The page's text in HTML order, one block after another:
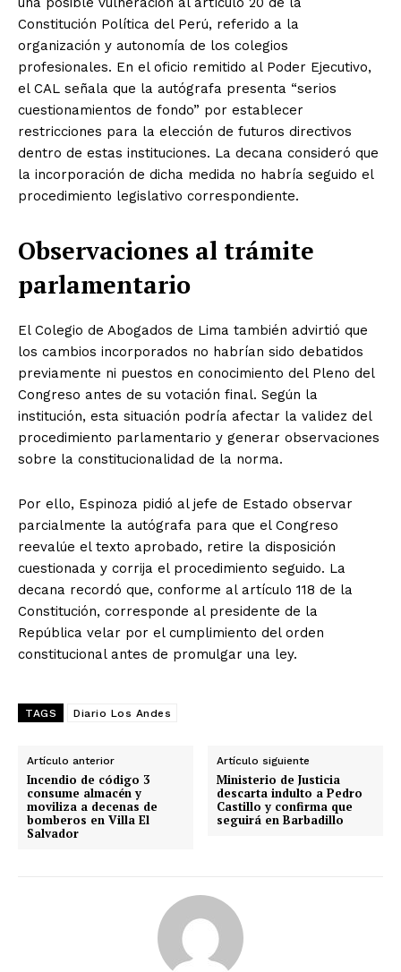
Constitución Política del Perú, referido a la
organización y autonomía de los colegios
profesionales. En el oficio remitido al Poder Ejecutivo,
el CAL señala que la autógrafa presenta “serios
cuestionamientos de fondo” por establecer
restricciones para la elección de futuros directivos
dentro de estas instituciones. La decana consideró que
la incorporación de dicha medida no habría seguido el
procedimiento legislativo correspondiente.
Observaciones al trámite
parlamentario
El Colegio de Abogados de Lima también advirtió que
los cambios incorporados no habrían sido debatidos
previamente ni puestos en conocimiento del Pleno del
Congreso antes de su votación final. Según la
institución, esta situación podría afectar la validez del
procedimiento parlamentario y generar observaciones
sobre la constitucionalidad de la norma.
Por ello, Espinoza pidió al jefe de Estado observar
parcialmente la autógrafa para que el Congreso
reevalúe el texto aprobado, retire la disposición
cuestionada y corrija el procedimiento seguido. La
decana recordó que, conforme al artículo 118 de la
Constitución, corresponde al presidente de la
República velar por el cumplimiento del orden
constitucional antes de promulgar una ley.
TAGS Diario Los Andes
Artículo anterior
Incendio de código 3
consume almacén y
moviliza a decenas de
bomberos en Villa El
Salvador
Artículo siguiente
Ministerio de Justicia
descarta indulto a Pedro
Castillo y confirma que
seguirá en Barbadillo